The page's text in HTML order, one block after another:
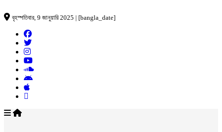
বৃহস্পতিবার, 9 জানুয়ারি 2025 | [bangla_date]